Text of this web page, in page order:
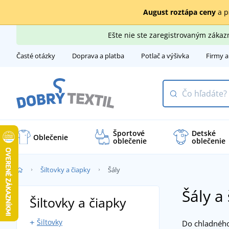
August roztápa cenya
Ešte nie ste zaregistrovaným
Časté otázky Doprava a platba Potlač a výšivka Firmy
Oblečenie Športové
oblečenie
Detské
oblečenie
Šiltovky a čiapky Šály
Šály
Do
Šiltovky a čiapky
Šiltovky